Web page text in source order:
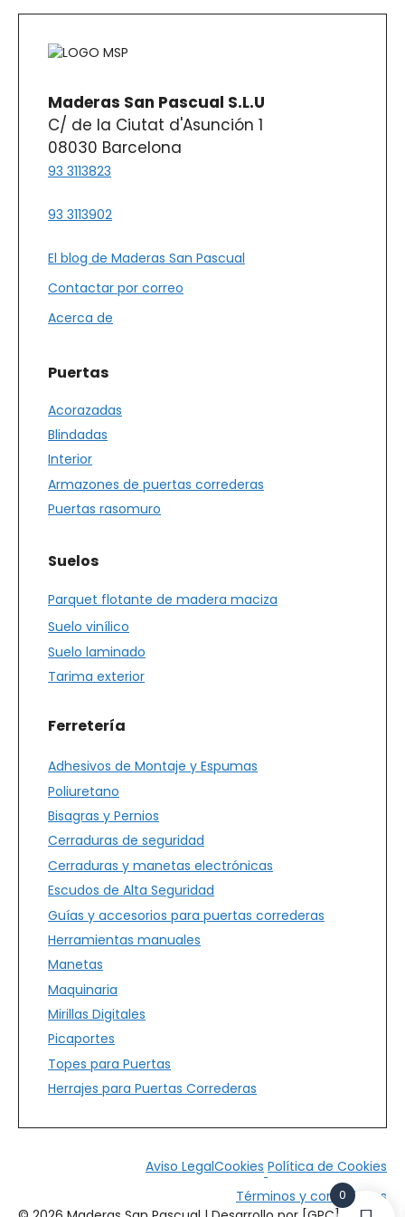
Maderas San Pascual S.L.U
C/ de la Ciutat d'Asunción 1
08030 Barcelona
93 3113823
93 3113902
El blog de Maderas San Pascual
Contactar por correo
Acerca de
Puertas
Acorazadas
Blindadas
Interior
Armazones de puertas correderas
Puertas rasomuro
Suelos
Parquet flotante de madera maciza
Suelo vinílico
Suelo laminado
Tarima exterior
Ferretería
Adhesivos de Montaje y Espumas
Poliuretano
Bisagras y Pernios
Cerraduras de seguridad
Cerraduras y manetas electrónicas
Escudos de Alta Seguridad
Guías y accesorios para puertas correderas
Herramientas manuales
Manetas
Maquinaria
Mirillas Digitales
Picaportes
Topes para Puertas
Herrajes para Puertas Correderas
Aviso LegalCookies Política de Cookies
Términos y condiciones
0